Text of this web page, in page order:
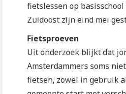
fietslessen op
Zuidoost zijn eind mei
Fietsproeven
Uit onderzoek blijkt dat
Amsterdammers soms
fietsen, zowel in gebruik